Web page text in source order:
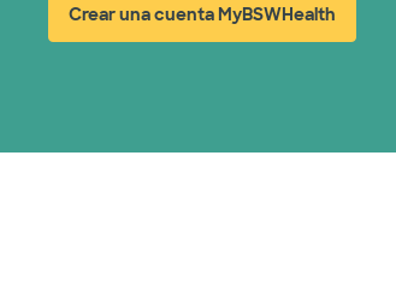
Crear una cuenta MyBSWHealth
(abre en ventana nueva)